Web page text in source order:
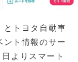
とトヨタ自動車
ト情報のサー
よりスマート